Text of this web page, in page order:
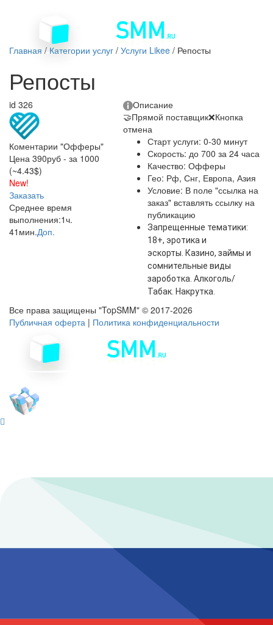
Главная / Категории услуг / Услуги Likee / Репосты
Репосты
id 326
Коментарии "Офферы"
Цена 390руб - за 1000
(~4.43$)
New!
Заказать
Среднее время
выполнения:1ч.
41мин.Доп.
Описание
🤝Прямой поставщик❌Кнопка
отмена
Старт услуги: 0-30 минут
Скорость: до 700 за 24 часа
Качество: Офферы
Гео: Рф, Снг, Европа, Азия
Условие: В поле "ссылка на
заказ" вставлять ссылку на
публикацию
Запрещенные тематики:
18+, эротика и
эскорты. Казино, займы и
сомнительные виды
зароботка. Алкоголь/
Табак. Накрутка.
Все права защищены "TopSMM" © 2017-2026
Публичная оферта | Политика конфиденциальности